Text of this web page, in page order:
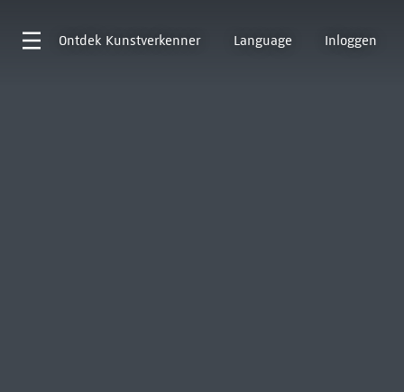
Ontdek Kunstverkenner Language Inloggen